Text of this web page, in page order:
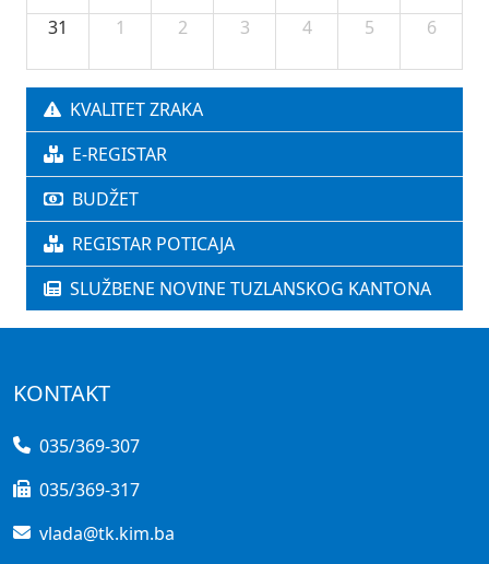
31 1 2 3 4 5 6
KVALITET ZRAKA
E-REGISTAR
BUDŽET
REGISTAR POTICAJA
SLUŽBENE NOVINE TUZLANSKOG KANTONA
KONTAKT
035/369-307
035/369-317
vlada@tk.kim.ba